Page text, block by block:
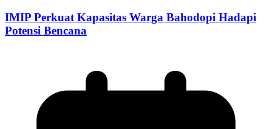
IMIP Perkuat Kapasitas Warga Bahodopi Hadapi
Potensi Bencana